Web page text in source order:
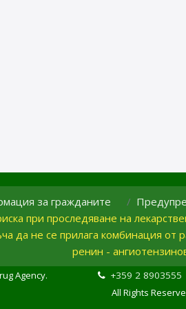
за гражданите
при проследяване на
да не се прилага комбинация от
ренин -
+359 2 8903555
Agency.
All Rights